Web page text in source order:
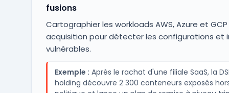
fusions
Cartographier les workloads AWS, Azure et
acquisition pour détecter les configurations et
vulnérables.
Exemple : Après le rachat d'une filiale SaaS, la
holding découvre 2 300 conteneurs exposés